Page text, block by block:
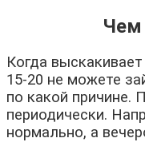
Чем
Когда
15-20 не можете
по какой причине.
периодически.
нормально, а